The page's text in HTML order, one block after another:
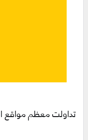
تداولت معظم مواقع